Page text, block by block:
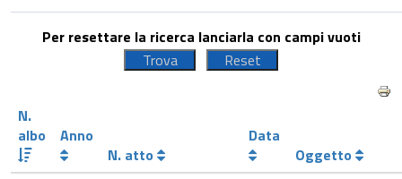
Per resettare la ricerca lanciarla con campi vuoti
N.
albo
Anno
N. atto
Data
Oggetto